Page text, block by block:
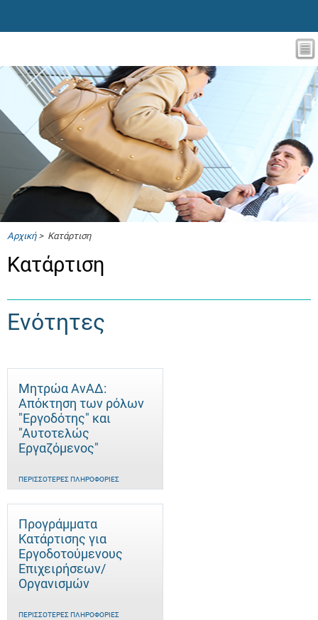
Αρχική> Κατάρτιση
Κατάρτιση
Ενότητες
Μητρώα ΑνΑΔ:
Απόκτηση των ρόλων
"Εργοδότης" και
"Αυτοτελώς
Eργαζόμενος"
ΠΕΡΙΣΣΌΤΕΡΕΣ ΠΛΗΡΟΦΟΡΊΕΣ
Προγράμματα
Κατάρτισης για
Εργοδοτούμενους
Επιχειρήσεων/
Οργανισμών
ΠΕΡΙΣΣΌΤΕΡΕΣ ΠΛΗΡΟΦΟΡΊΕΣ